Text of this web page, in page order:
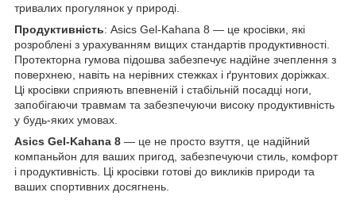
тривалих прогулянок у природі.
Продуктивність: Asics Gel-Kahana 8 — це кросівки, які
розроблені з урахуванням вищих стандартів продуктивності.
Протекторна гумова підошва забезпечує надійне зчеплення з
поверхнею, навіть на нерівних стежках і ґрунтових доріжках.
Ці кросівки сприяють впевненій і стабільній посадці ноги,
запобігаючи травмам та забезпечуючи високу продуктивність
у будь-яких умовах.
Asics Gel-Kahana 8 — це не просто взуття, це надійний
компаньйон для ваших пригод, забезпечуючи стиль, комфорт
і продуктивність. Ці кросівки готові до викликів природи та
ваших спортивних досягнень.